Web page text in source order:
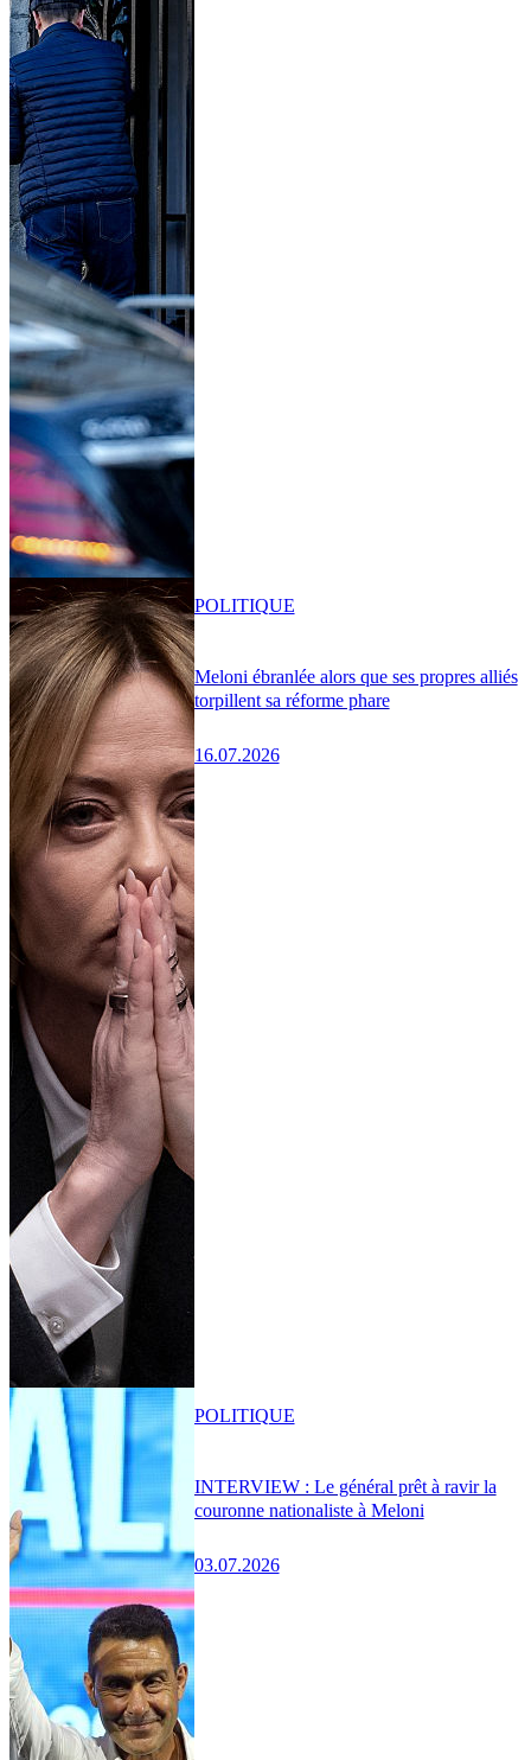
Meloni ébranlée alors que ses propres alliés
torpillent sa réforme phare
16.07.2026
POLITIQUE
INTERVIEW : Le général prêt à ravir la
couronne nationaliste à Meloni
03.07.2026
POLITIQUE